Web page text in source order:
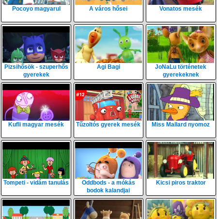
Pocoyo magyarul A város hősei Vonatos mesék
Pizsihősök - szuperhős
gyerekek
Agi Bagi
JoNaLu történetek
gyerekeknek
Kufli magyar mesék Tűzoltós gyerek mesék Miss Mallard nyomoz
Tompeti - vidám tanulás
Oddbods - a mókás
bodok kalandjai
Kicsi piros traktor